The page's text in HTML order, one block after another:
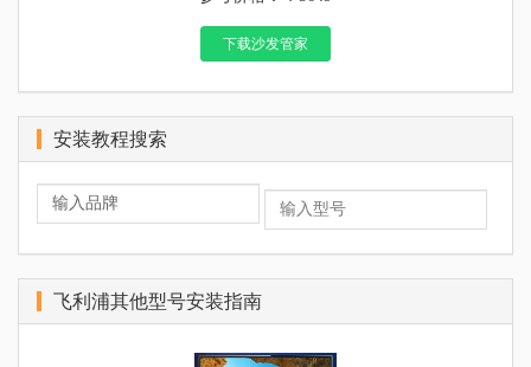
下载沙发管家
安装教程搜索
飞利浦其他型号安装指南